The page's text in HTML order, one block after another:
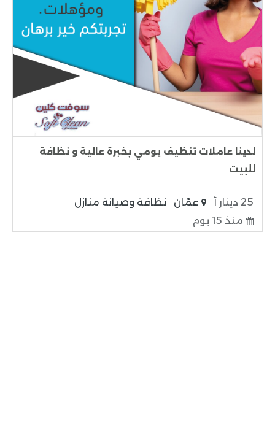
لدينا عاملات تنظيف يومي بخبرة عالية و نظافة
للبيت
25 دينار أ عمّان
نظافة وصيانة منازل
منذ 15 يوم